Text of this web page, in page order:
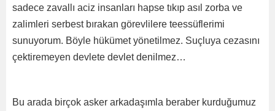
sadece zavallı aciz insanları hapse tıkıp asıl zorba ve
zalimleri serbest bırakan görevlilere teessüflerimi
sunuyorum. Böyle hükümet yönetilmez. Suçluya cezasını
çektiremeyen devlete devlet denilmez…
Bu arada birçok asker arkadaşımla beraber kurduğumuz